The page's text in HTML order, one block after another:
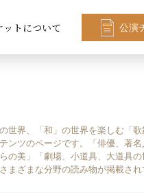
ットについて 公演
世界、「和」の世界を楽しむ「
ンツのページです。「俳優、著名
の美」「劇場、小道具、大道具の
まざまな分野の読み物が掲載され